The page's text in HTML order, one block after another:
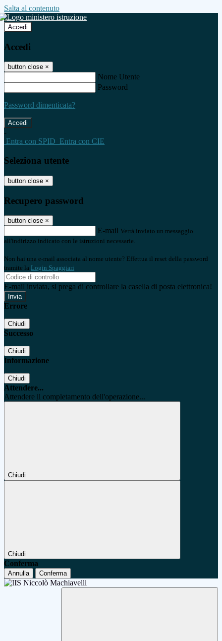
Salta al contenuto
Accedi
Accedi
button close ×
Nome Utente
Password
Password dimenticata?
-
Entra con SPID Entra con CIE
Seleziona utente
button close ×
Recupero password
button close ×
E-mail Verrà inviato un messaggio
all'indirizzo indicato con le istruzioni necessarie.
Non hai una e-mail associata al nome utente? Effettua il reset della password
tramite la Login Spaggiari
E-mail inviata, si prega di controllare la casella di posta elettronica!
Errore
Chiudi
Successo
Chiudi
Informazione
Chiudi
Attendere...
Attendere il completamento dell'operazione...
Chiudi
Chiudi
Conferma
Annulla Conferma